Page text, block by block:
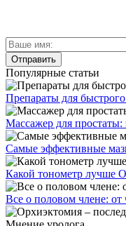
Популярные статьи
Препараты для
Массажер для
Самые эффективные
Какой тонометр лучше
Все о половом члене: от